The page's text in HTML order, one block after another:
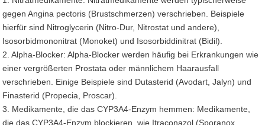
gegen Angina pectoris (Brustschmerzen) verschrieben. Beispiele
hierfür sind Nitroglycerin (Nitro-Dur, Nitrostat und andere),
Isosorbidmononitrat (Monoket) und Isosorbiddinitrat (Bidil).
2. Alpha-Blocker: Alpha-Blocker werden häufig bei Erkrankungen wie
einer vergrößerten Prostata oder männlichem Haarausfall
verschrieben. Einige Beispiele sind Dutasterid (Avodart, Jalyn) und
Finasterid (Propecia, Proscar).
3. Medikamente, die das CYP3A4-Enzym hemmen: Medikamente,
die das CYP3A4-Enzym blockieren, wie Itraconazol (Sporanox,